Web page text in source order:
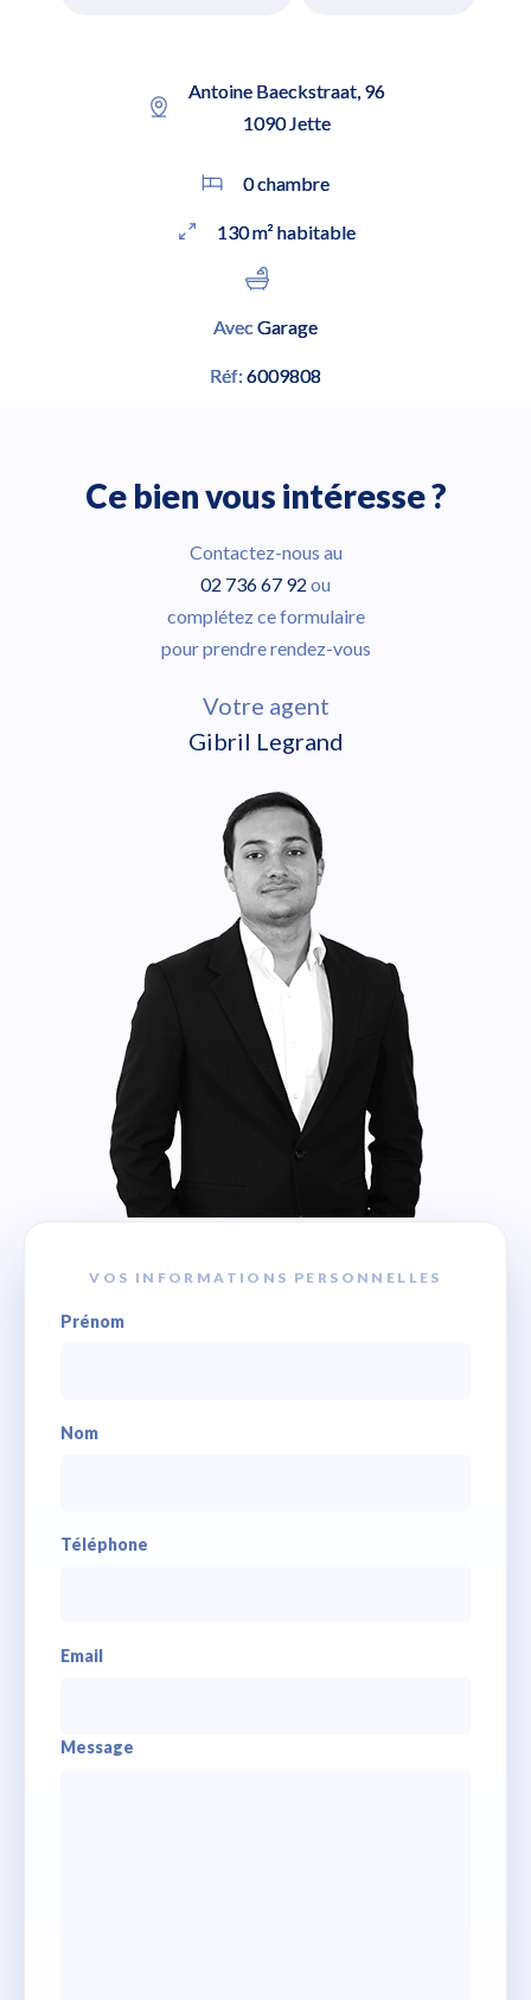
Antoine Baeckstraat, 96
1090 Jette
0 chambre
130 m² habitable
AvecGarage
Réf: 6009808
Ce bien vous intéresse ?
Contactez-nous au
02 736 67 92 ou
complétez ce formulaire
pour prendre rendez-vous
Votre agent
Gibril Legrand
VOS INFORMATIONS PERSONNELLES
Prénom
Nom
Téléphone
Email
Message